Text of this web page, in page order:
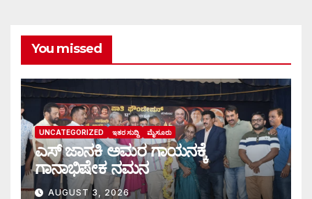
You missed
UNCATEGORIZED ಇತರ ಸುದ್ದಿ ಮೈಸೂರು
ಎಸ್ ಜಾನಕಿ ಅಮರ ಗಾಯನಕ್ಕೆ
ಗಾನಾಭಿಷೇಕ ನಮನ
AUGUST 3, 2026